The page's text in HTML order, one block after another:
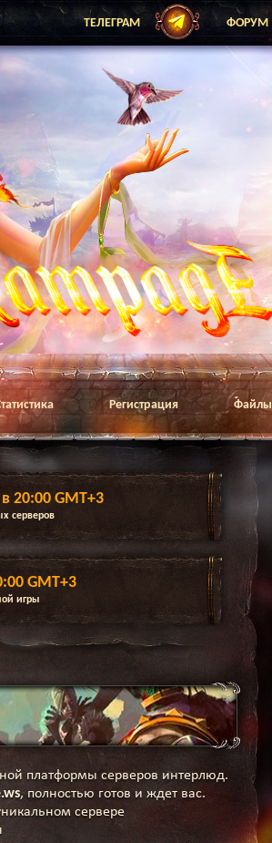
ТЕЛЕГРАМ ФОРУМ
Регистрация Файлы
20:00 GMT+3
серверов
GMT+3
игры
платформы серверов интерлюд.
, полностью готов и ждет вас.
сервере